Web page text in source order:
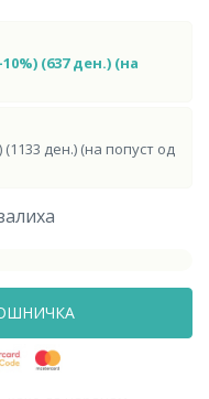
10%) (637 ден.) (на
(1133 ден.) (на попуст од